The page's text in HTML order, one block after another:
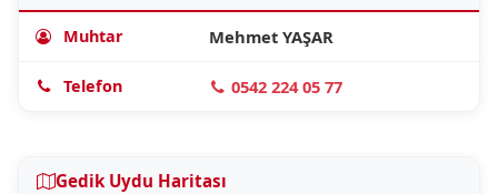
Muhtar Mehmet YAŞAR
Telefon 0542 224 05 77
Gedik Uydu Haritası